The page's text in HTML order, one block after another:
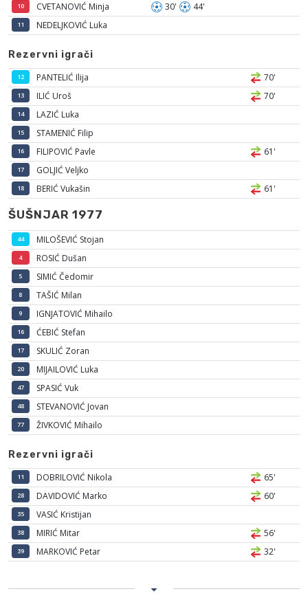
10 CVETANOVIĆ Minja 30' 44'
11 NEDELJKOVIĆ Luka
Rezervni igrači
12 PANTELIĆ Ilija 70'
13 ILIĆ Uroš 70'
14 LAZIĆ Luka
15 STAMENIĆ Filip
16 FILIPOVIĆ Pavle 61'
17 GOLJIĆ Veljko
18 BERIĆ Vukašin 61'
ŠUŠNJAR 1977
44 MILOŠEVIĆ Stojan
4 ROSIĆ Dušan
5 SIMIĆ Čedomir
8 TAŠIĆ Milan
9 IGNJATOVIĆ Mihailo
16 ĆEBIĆ Stefan
17 SKULIĆ Zoran
20 MIJAILOVIĆ Luka
47 SPASIĆ Vuk
48 STEVANOVIĆ Jovan
77 ŽIVKOVIĆ Mihailo
Rezervni igrači
11 DOBRILOVIĆ Nikola 65'
28 DAVIDOVIĆ Marko 60'
35 VASIĆ Kristijan
38 MIRIĆ Mitar 56'
39 MARKOVIĆ Petar 32'